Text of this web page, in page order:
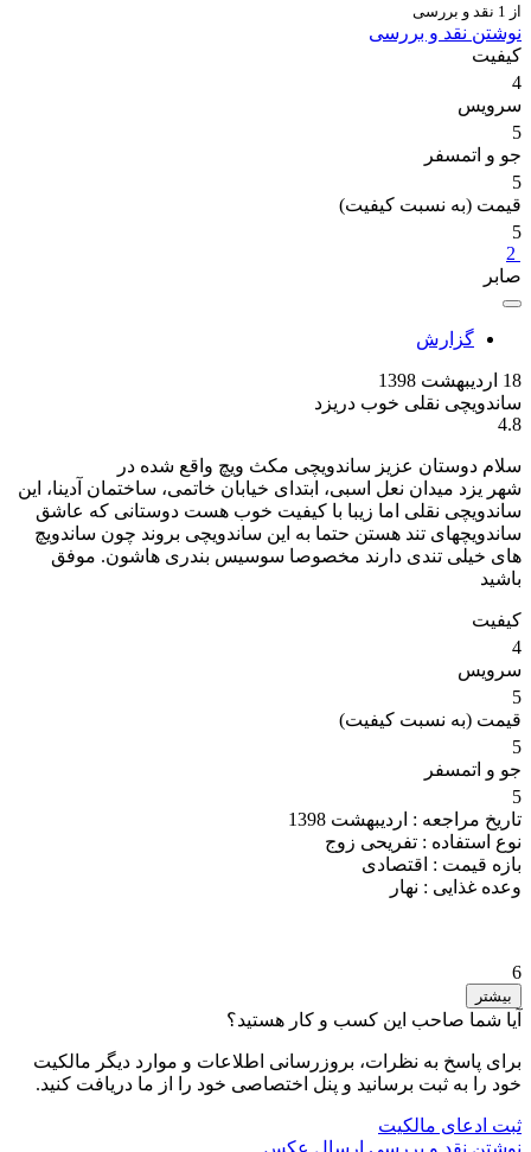
از 1 نقد و بررسی
نوشتن نقد و بررسی
کیفیت
4
سرویس
5
جو و اتمسفر
5
قیمت (به نسبت کیفیت)
5
2
صابر
گزارش
18 اردیبهشت 1398
ساندویچی نقلی خوب دریزد
4.8
سلام دوستان عزیز ساندویچی مکث ویچ واقع شده در
شهر یزد میدان نعل اسبی، ابتدای خیابان خاتمی، ساختمان آدینا، این
ساندویچی نقلی اما زیبا با کیفیت خوب هست دوستانی که عاشق
ساندویچهای تند هستن حتما به این ساندویچی بروند چون ساندویچ
های خیلی تندی دارند مخصوصا سوسیس بندری هاشون. موفق
باشید
کیفیت
4
سرویس
5
قیمت (به نسبت کیفیت)
5
جو و اتمسفر
5
تاریخ مراجعه : اردیبهشت 1398
نوع استفاده : تفریحی زوج
بازه قیمت : اقتصادی
وعده غذایی : نهار
6
بیشتر
آیا شما صاحب این کسب و کار هستید؟
برای پاسخ به نظرات، بروزرسانی اطلاعات و موارد دیگر مالکیت
خود را به ثبت برسانید و پنل اختصاصی خود را از ما دریافت کنید.
ثبت ادعای مالکیت
نوشتن نقد و بررسی ارسال عکس